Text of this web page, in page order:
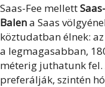
Saas-Fee mellett
Balena Saas
köztudatban élnek:
a legmagasabban,
méterig juthatunk fel.
preferálják, szintén